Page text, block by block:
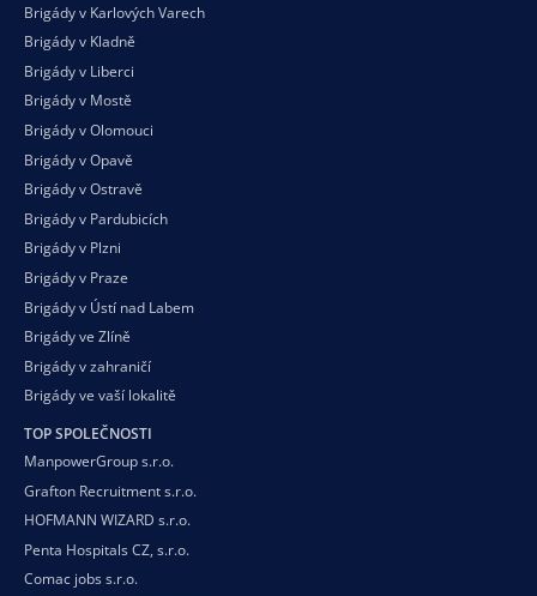
Brigády v Karlových Varech
Brigády v Kladně
Brigády v Liberci
Brigády v Mostě
Brigády v Olomouci
Brigády v Opavě
Brigády v Ostravě
Brigády v Pardubicích
Brigády v Plzni
Brigády v Praze
Brigády v Ústí nad Labem
Brigády ve Zlíně
Brigády v zahraničí
Brigády ve vaší lokalitě
TOP SPOLEČNOSTI
ManpowerGroup s.r.o.
Grafton Recruitment s.r.o.
HOFMANN WIZARD s.r.o.
Penta Hospitals CZ, s.r.o.
Comac jobs s.r.o.